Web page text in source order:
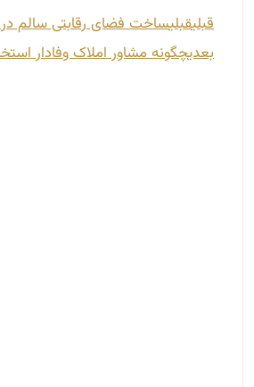
قبلیقبلیساخت فضای رقابتی سالم در
بعدیچگونه مشاور املاک وفادار